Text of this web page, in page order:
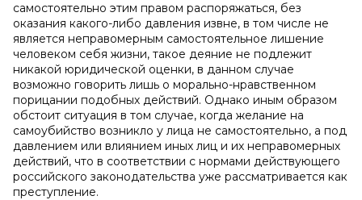
самостоятельно этим правом распоряжаться, без
оказания какого-либо давления извне, в том числе не
является неправомерным самостоятельное лишение
человеком себя жизни, такое деяние не подлежит
никакой юридической оценки, в данном случае
возможно говорить лишь о морально-нравственном
порицании подобных действий. Однако иным образом
обстоит ситуация в том случае, когда желание на
самоубийство возникло у лица не самостоятельно, а под
давлением или влиянием иных лиц и их неправомерных
действий, что в соответствии с нормами действующего
российского законодательства уже рассматривается как
преступление.